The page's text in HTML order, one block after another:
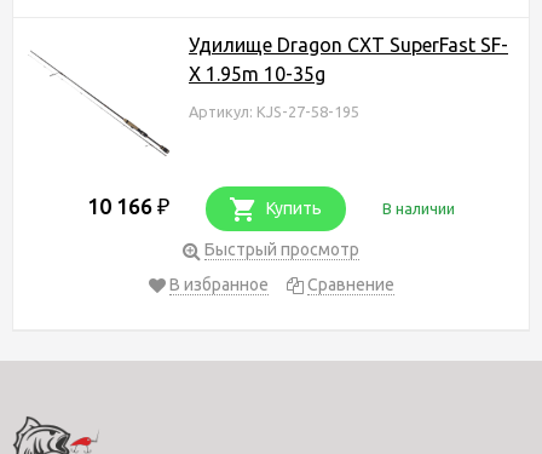
Удилище Dragon CXT SuperFast SF-
X 1.95m 10-35g
Артикул: KJS-27-58-195
10 166 ₽ Купить В наличии
Быстрый просмотр
В избранное
Сравнение